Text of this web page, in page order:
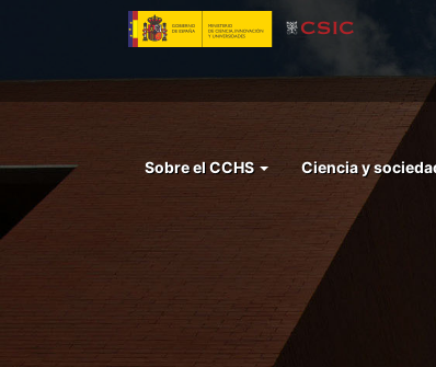
principal
Menu
Sobre el CCHS Ciencia y